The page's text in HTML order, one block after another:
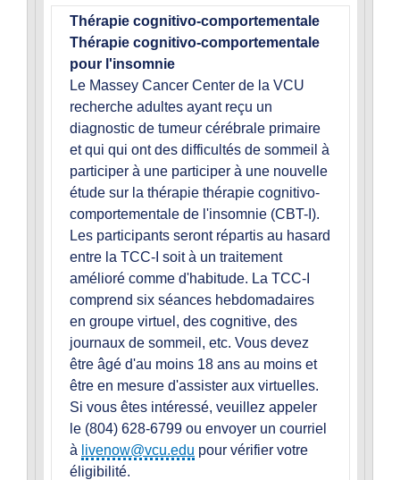
Thérapie cognitivo-comportementale
Thérapie cognitivo-comportementale
pour l'insomnie
Le Massey Cancer Center de la VCU
recherche adultes ayant reçu un
diagnostic de tumeur cérébrale primaire
et qui qui ont des difficultés de sommeil à
participer à une participer à une nouvelle
étude sur la thérapie thérapie cognitivo-
comportementale de l'insomnie (CBT-I).
Les participants seront répartis au hasard
entre la TCC-I soit à un traitement
amélioré comme d'habitude. La TCC-I
comprend six séances hebdomadaires
en groupe virtuel, des cognitive, des
journaux de sommeil, etc. Vous devez
être âgé d'au moins 18 ans au moins et
être en mesure d'assister aux virtuelles.
Si vous êtes intéressé, veuillez appeler
le (804) 628-6799 ou envoyer un courriel
à livenow@vcu.edu pour vérifier votre
éligibilité.